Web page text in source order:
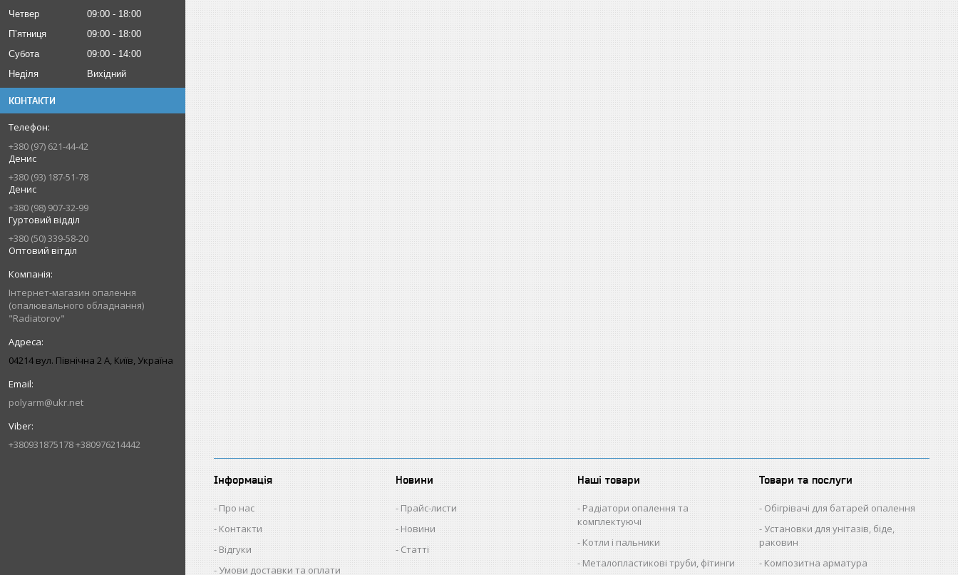
Четвер
09:00
18:00
Пʼятниця
09:00
18:00
Субота
09:00
14:00
Неділя
Вихідний
КОНТАКТИ
+380 (97) 621-44-42
Денис
+380 (93) 187-51-78
Денис
+380 (98) 907-32-99
Гуртовий відділ
+380 (50) 339-58-20
Оптовий вітділ
Інтернет-магазин опалення
(опалювального обладнання)
"Radiatorov"
04214 вул. Північна 2 А, Київ, Україна
polyarm@ukr.net
+380931875178 +380976214442
Інформація
Про нас
Контакти
Відгуки
Умови доставки та оплати
Новини
Прайс-листи
Новини
Статті
Наші товари
Радіатори опалення та
комплектуючі
Котли і пальники
Металопластикові труби, фітинги
Товари та послуги
Обігрівачі для батарей опалення
Установки для унітазів, біде,
раковин
Композитна арматура